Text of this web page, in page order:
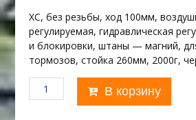
XC, без резьбы, ход 100мм,
регулируемая, гидравлическая
и блокировки, штаны — магний,
тормозов, стойка 260мм, 2000г,
Количество
товара
В корзину